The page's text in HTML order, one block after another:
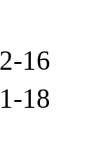
16
18